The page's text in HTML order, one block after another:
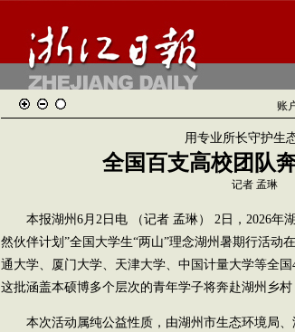
账
用专业所长守护生
全国百支高校团队
记者 孟琳
本报湖州6月2日电 （记者 孟琳） 2日，2026年湖
然伙伴计划”全国大学生“两山”理念湖州暑期行活动
通大学、厦门大学、天津大学、中国计量大学等全国
这批涵盖本硕博多个层次的青年学子将奔赴湖州乡村
本次活动属纯公益性质，由湖州市生态环境局、